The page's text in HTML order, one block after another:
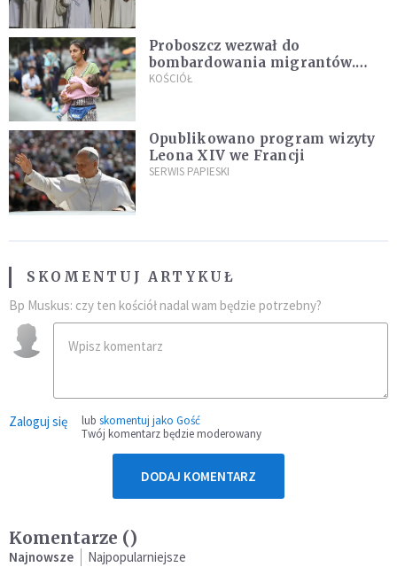
Proboszcz wezwał do
bombardowania migrantów.
"Masowy ogień przeciwko
KOŚCIÓŁ
Opublikowano program wizyty
Leona XIV we Francji
SERWIS PAPIESKI
SKOMENTUJ ARTYKUŁ
Bp Muskus: czy ten kościół nadal wam będzie potrzebny?
Zaloguj się lub skomentuj jako Gość
Twój komentarz będzie moderowany
DODAJ KOMENTARZ
Komentarze ()
Najnowsze Najpopularniejsze